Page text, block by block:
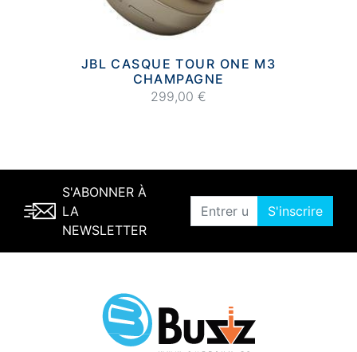
JBL CASQUE TOUR ONE M3
CHAMPAGNE
299,00 €
S'ABONNER À
LA
NEWSLETTER
S'inscrire